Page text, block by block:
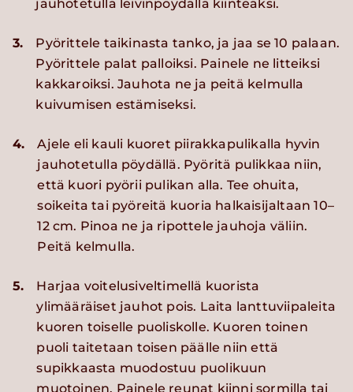
jauhotetulla leivinpöydällä kiinteäksi.
3.
Pyörittele taikinasta tanko, ja jaa se 10 palaan.
Pyörittele palat palloiksi. Painele ne litteiksi
kakkaroiksi. Jauhota ne ja peitä kelmulla
kuivumisen estämiseksi.
4.
Ajele eli kauli kuoret piirakkapulikalla hyvin
jauhotetulla pöydällä. Pyöritä pulikkaa niin,
että kuori pyörii pulikan alla. Tee ohuita,
soikeita tai pyöreitä kuoria halkaisijaltaan 10–
12 cm. Pinoa ne ja ripottele jauhoja väliin.
Peitä kelmulla.
5.
Harjaa voitelusiveltimellä kuorista
ylimääräiset jauhot pois. Laita lanttuviipaleita
kuoren toiselle puoliskolle. Kuoren toinen
puoli taitetaan toisen päälle niin että
supikkaasta muodostuu puolikuun
muotoinen. Painele reunat kiinni sormilla tai